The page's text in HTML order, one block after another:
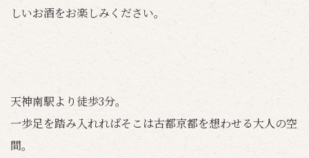
しいお酒をお楽しみください。
天神南駅より徒歩3分。
一歩足を踏み入れればそこは古都京都を想わせる大人の空
間。